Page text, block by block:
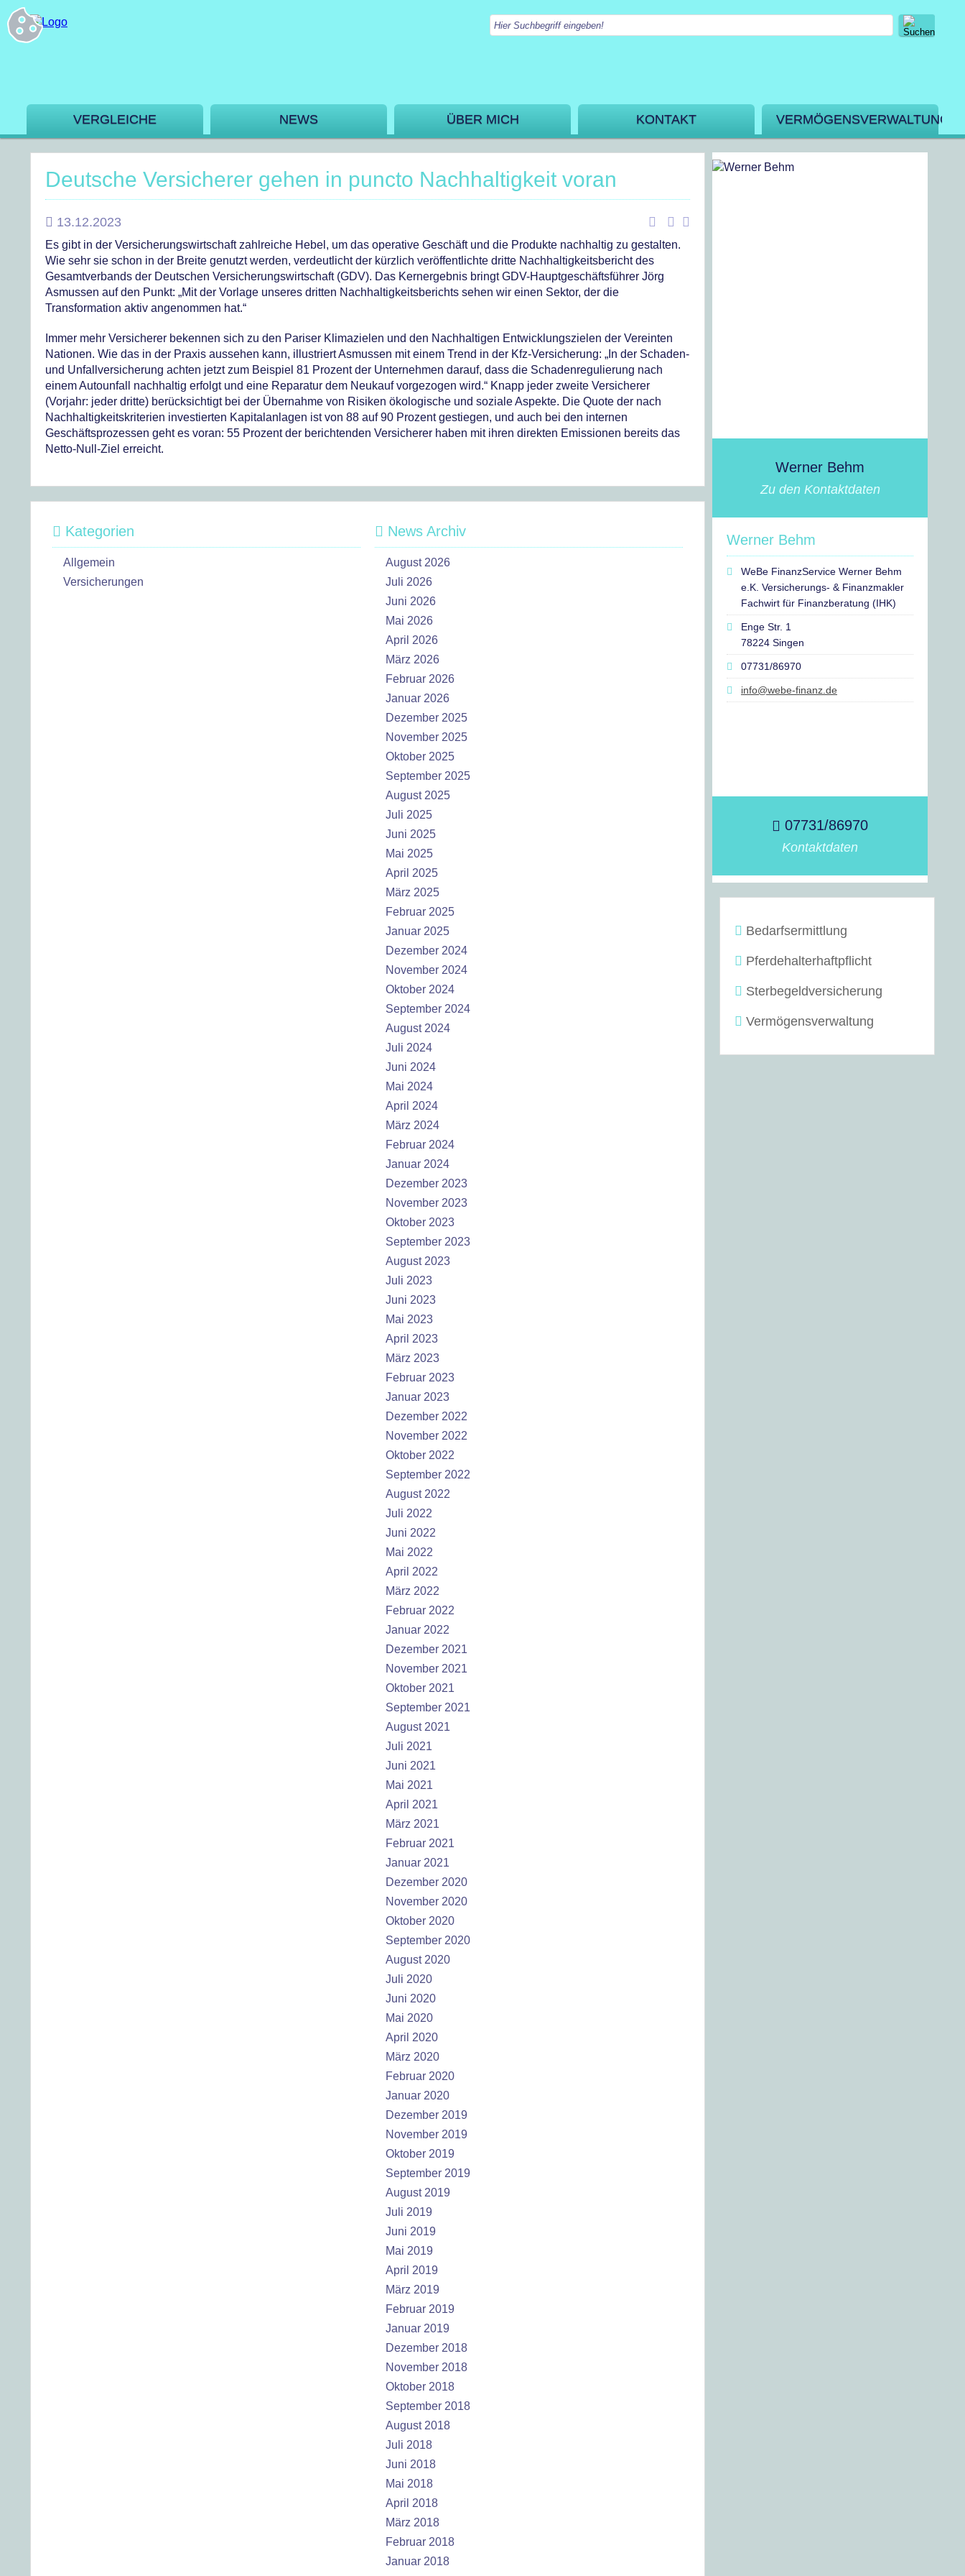
VERGLEICHE NEWS ÜBER MICH KONTAKT VERMÖGENSVERWALTUNG
Werner Behm
Zu den Kontaktdaten
Werner Behm
WeBe FinanzService Werner Behm
e.K. Versicherungs- & Finanzmakler
Fachwirt für Finanzberatung (IHK)
Enge Str. 1
78224 Singen
07731/86970
info@webe-finanz.de
07731/86970
Kontaktdaten
Bedarfsermittlung
Pferdehalterhaftpflicht
Sterbegeldversicherung
Vermögensverwaltung
Deutsche Versicherer gehen in puncto Nachhaltigkeit voran
13.12.2023
Es gibt in der Versicherungswirtschaft zahlreiche Hebel, um das operative Geschäft und die Produkte nachhaltig zu gestalten.
Wie sehr sie schon in der Breite genutzt werden, verdeutlicht der kürzlich veröffentlichte dritte Nachhaltigkeitsbericht des
Gesamtverbands der Deutschen Versicherungswirtschaft (GDV). Das Kernergebnis bringt GDV-Hauptgeschäftsführer Jörg
Asmussen auf den Punkt: „Mit der Vorlage unseres dritten Nachhaltigkeitsberichts sehen wir einen Sektor, der die
Transformation aktiv angenommen hat.“
Immer mehr Versicherer bekennen sich zu den Pariser Klimazielen und den Nachhaltigen Entwicklungszielen der Vereinten
Nationen. Wie das in der Praxis aussehen kann, illustriert Asmussen mit einem Trend in der Kfz-Versicherung: „In der Schaden-
und Unfallversicherung achten jetzt zum Beispiel 81 Prozent der Unternehmen darauf, dass die Schadenregulierung nach
einem Autounfall nachhaltig erfolgt und eine Reparatur dem Neukauf vorgezogen wird.“ Knapp jeder zweite Versicherer
(Vorjahr: jeder dritte) berücksichtigt bei der Übernahme von Risiken ökologische und soziale Aspekte. Die Quote der nach
Nachhaltigkeitskriterien investierten Kapitalanlagen ist von 88 auf 90 Prozent gestiegen, und auch bei den internen
Geschäftsprozessen geht es voran: 55 Prozent der berichtenden Versicherer haben mit ihren direkten Emissionen bereits das
Netto-Null-Ziel erreicht.
Kategorien
Allgemein
Versicherungen
News Archiv
August 2026
Juli 2026
Juni 2026
Mai 2026
April 2026
März 2026
Februar 2026
Januar 2026
Dezember 2025
November 2025
Oktober 2025
September 2025
August 2025
Juli 2025
Juni 2025
Mai 2025
April 2025
März 2025
Februar 2025
Januar 2025
Dezember 2024
November 2024
Oktober 2024
September 2024
August 2024
Juli 2024
Juni 2024
Mai 2024
April 2024
März 2024
Februar 2024
Januar 2024
Dezember 2023
November 2023
Oktober 2023
September 2023
August 2023
Juli 2023
Juni 2023
Mai 2023
April 2023
März 2023
Februar 2023
Januar 2023
Dezember 2022
November 2022
Oktober 2022
September 2022
August 2022
Juli 2022
Juni 2022
Mai 2022
April 2022
März 2022
Februar 2022
Januar 2022
Dezember 2021
November 2021
Oktober 2021
September 2021
August 2021
Juli 2021
Juni 2021
Mai 2021
April 2021
März 2021
Februar 2021
Januar 2021
Dezember 2020
November 2020
Oktober 2020
September 2020
August 2020
Juli 2020
Juni 2020
Mai 2020
April 2020
März 2020
Februar 2020
Januar 2020
Dezember 2019
November 2019
Oktober 2019
September 2019
August 2019
Juli 2019
Juni 2019
Mai 2019
April 2019
März 2019
Februar 2019
Januar 2019
Dezember 2018
November 2018
Oktober 2018
September 2018
August 2018
Juli 2018
Juni 2018
Mai 2018
April 2018
März 2018
Februar 2018
Januar 2018